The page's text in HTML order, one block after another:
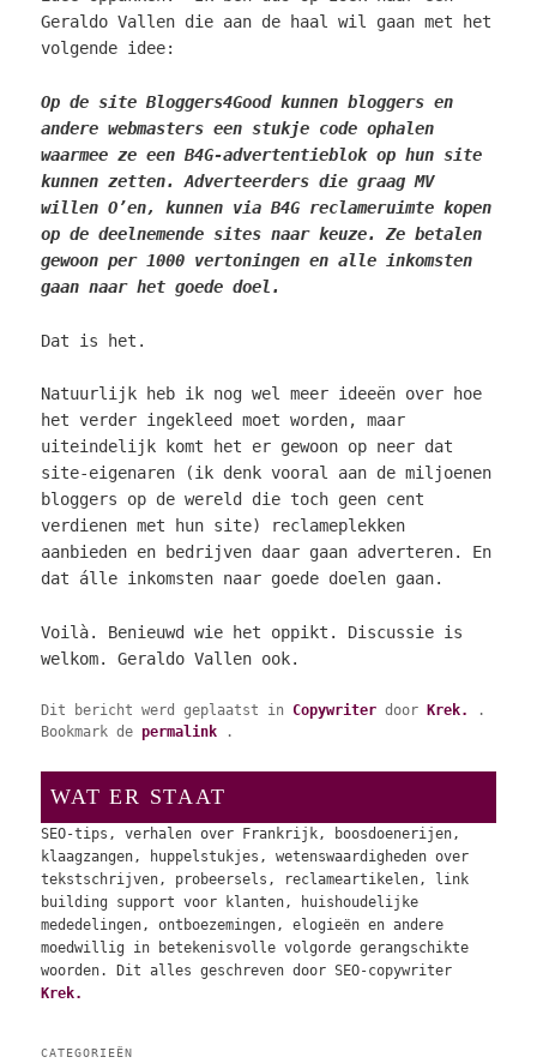
Geraldo Vallen die aan de haal wil gaan met het
volgende idee:
Op de site Bloggers4Good kunnen bloggers en
andere webmasters een stukje code ophalen
waarmee ze een B4G-advertentieblok op hun site
kunnen zetten. Adverteerders die graag MV
willen O’en,
kunnen via B4G reclameruimte kopen
op de deelnemende sites naar keuze. Ze betalen
gewoon per 1000 vertoningen en alle inkomsten
gaan naar het goede doel.
Dat is het.
Natuurlijk heb ik nog wel meer ideeën over hoe
het verder ingekleed moet worden, maar
uiteindelijk komt het er gewoon op neer dat
site-eigenaren (ik denk vooral aan de miljoenen
bloggers op de wereld die toch geen cent
verdienen met hun site) reclameplekken
aanbieden en bedrijven daar gaan adverteren. En
dat álle inkomsten naar goede doelen gaan.
Voilà. Benieuwd wie het oppikt. Discussie is
welkom. Geraldo Vallen ook.
Dit bericht werd geplaatst inCopywriter doorKrek.
.
Bookmark depermalink .
WAT ER STAAT
SEO-tips, verhalen over Frankrijk, boosdoenerijen,
klaagzangen, huppelstukjes, wetenswaardigheden over
tekstschrijven, probeersels, reclameartikelen, link
building support voor klanten, huishoudelijke
mededelingen, ontboezemingen, elogieën en andere
moedwillig in betekenisvolle volgorde gerangschikte
woorden. Dit alles geschreven door SEO-copywriter
Krek.
CATEGORIEËN